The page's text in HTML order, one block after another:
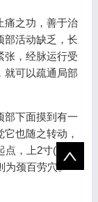
痛之功，善于治
部活动缺乏，长
张，经脉运行受
就可以疏通局部
部下面摸到有一
也随之转动，
，上2寸(拇指
颈百劳穴。